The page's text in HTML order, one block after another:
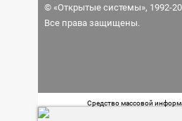
© «Открытые системы», 1992-
Все права защищены.
Средство массовой